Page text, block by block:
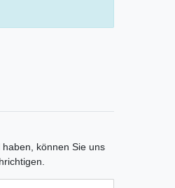
können Sie uns